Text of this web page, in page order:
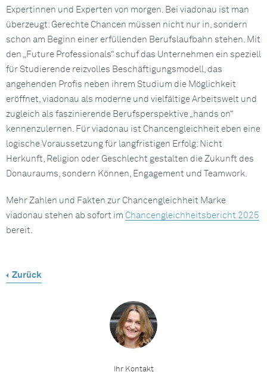
Expertinnen und Experten von morgen. Bei viadonau ist man
überzeugt: Gerechte Chancen müssen nicht nur in, sondern
schon am Beginn einer erfüllenden Berufslaufbahn stehen. Mit
den „Future Professionals“ schuf das Unternehmen ein speziell
für Studierende reizvolles Beschäftigungsmodell, das
angehenden Profis neben ihrem Studium die Möglichkeit
eröffnet, viadonau als moderne und vielfältige Arbeitswelt und
zugleich als faszinierende Berufsperspektive „hands on“
kennenzulernen. Für viadonau ist Chancengleichheit eben eine
logische Voraussetzung für langfristigen Erfolg: Nicht
Herkunft, Religion oder Geschlecht gestalten die Zukunft des
Donauraums, sondern Können, Engagement und Teamwork.
Mehr Zahlen und Fakten zur Chancengleichheit Marke
viadonau stehen ab sofort im Chancengleichheitsbericht 2025
bereit.
Zurück
Ihr Kontakt